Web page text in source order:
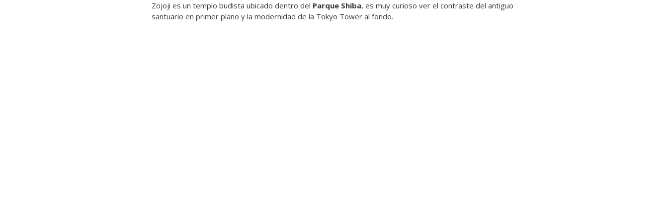
Zojoji es un templo budista ubicado dentro del Parque Shiba, es muy curioso ver el contraste del antiguo
santuario en primer plano y la modernidad de la Tokyo Tower al fondo.